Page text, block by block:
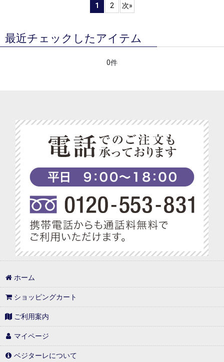
1 2 次»
最近チェックしたアイテム
0件
ホーム
ショッピングカート
ご利用案内
マイページ
ベジターレについて